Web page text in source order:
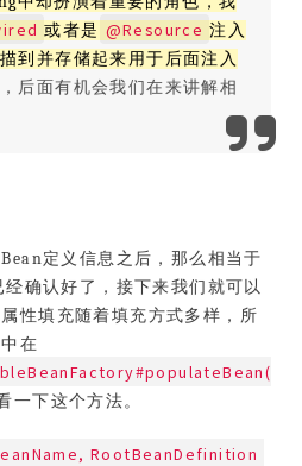
或者是 @Resource 注入
到并存储起来用于后面注入
后面有机会我们在来讲解相
定义信息之后，那么相当于
确认好了，接下来我们就可以
性填充随着填充方式多样，所
在
一下这个方法。
RootBeanDefinition